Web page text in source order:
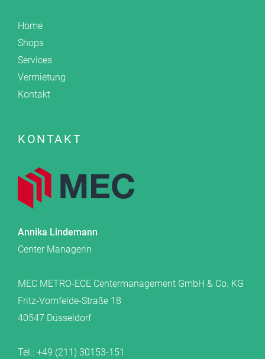
Home
Shops
Services
Vermietung
Kontakt
KONTAKT
Annika Lindemann
Center Managerin
MEC METRO-ECE Centermanagement GmbH & Co. KG
Fritz-Vomfelde-Straße 18
40547 Düsseldorf
Tel.: +49 (211) 30153-151